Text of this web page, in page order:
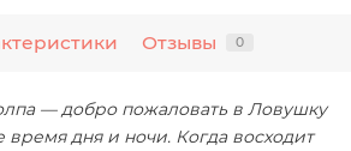
Отзывы 0
— добро пожаловать в Ловушку
время дня и ночи. Когда восходит